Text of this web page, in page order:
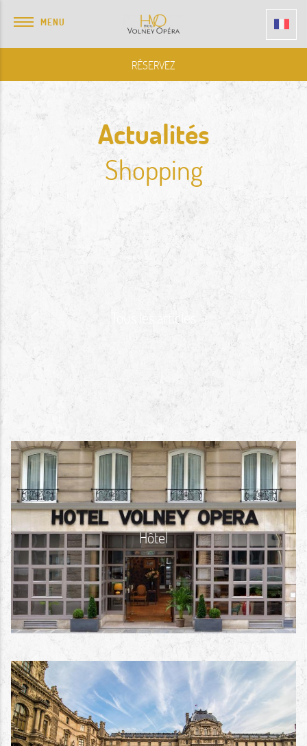
RÉSERVEZ
MENU
Actualités
Shopping
Tous les articles
Hôtel